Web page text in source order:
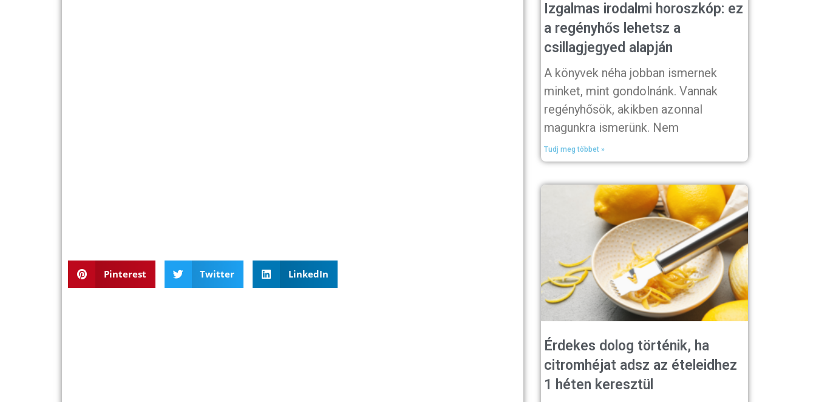
Pinterest Twitter LinkedIn
Izgalmas irodalmi horoszkóp: ez
a regényhős lehetsz a
csillagjegyed alapján
A könyvek néha jobban ismernek
minket, mint gondolnánk. Vannak
regényhősök, akikben azonnal
magunkra ismerünk. Nem
Tudj meg többet »
Érdekes dolog történik, ha
citromhéjat adsz az ételeidhez
1 héten keresztül